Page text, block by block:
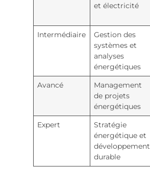
et électricité
Intermédiaire
Gestion des
systèmes et
analyses
énergétiques
Avancé
Management
de projets
énergétiques
Expert
Stratégie
énergétique et
développement
durable